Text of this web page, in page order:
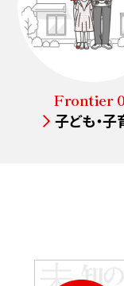
Frontier
子ども・子